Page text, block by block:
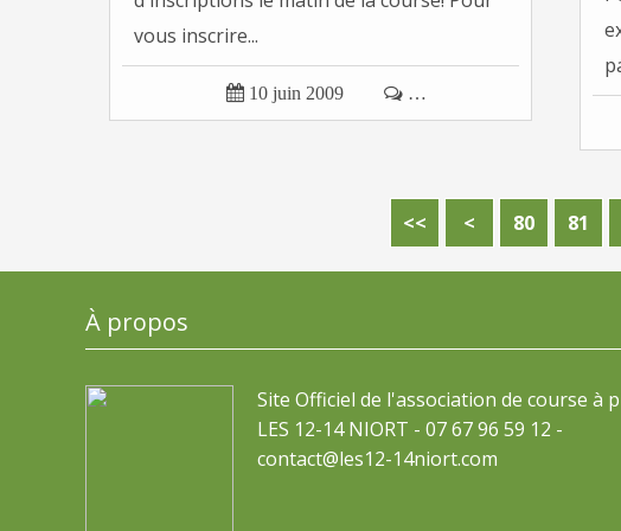
vous inscrire...
 10 juin 2009  …
<< < 10
20
30
40
50
60
70
80 81
À propos
Site Officiel de l'association de course à
LES 12-14 NIORT - 07 67 96 59 12 -
contact@les12-14niort.com